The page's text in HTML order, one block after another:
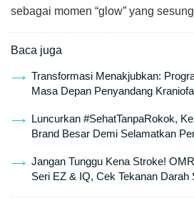
sebagai momen “glow” yang
Baca juga
Transformasi Menakjubkan:
Masa Depan Penyandang
Luncurkan #SehatTanpaRokok,
Brand Besar Demi Selamatkan
Jangan Tunggu Kena Stroke!
Seri EZ & IQ, Cek Tekanan Darah